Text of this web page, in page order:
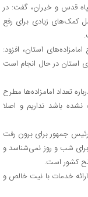
قدس و خیران، گفت: در
کمک‌های زیادی برای رفع
استان، افزود:
استان در حال انجام است
تعداد امامزاده‌ها مطرح
باشد نداریم و اصلا
رئیس جمهور برای برون رفت
شب و روز نمی‌شناسد و
کشور است.
خدمات با نیت خالص و